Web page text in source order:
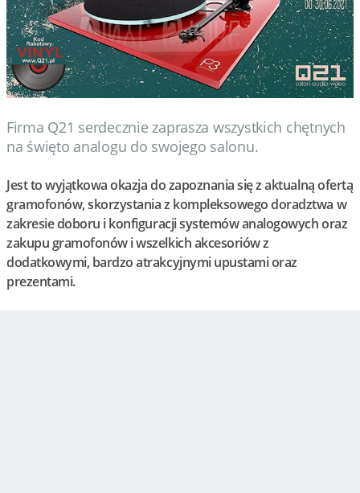
Firma Q21 serdecznie zaprasza wszystkich chętnych
na święto analogu do swojego salonu.
Jest to wyjątkowa okazja do zapoznania się z aktualną ofertą
gramofonów, skorzystania z kompleksowego doradztwa w
zakresie doboru i konfiguracji systemów analogowych oraz
zakupu gramofonów i wszelkich akcesoriów z
dodatkowymi, bardzo atrakcyjnymi upustami oraz
prezentami.